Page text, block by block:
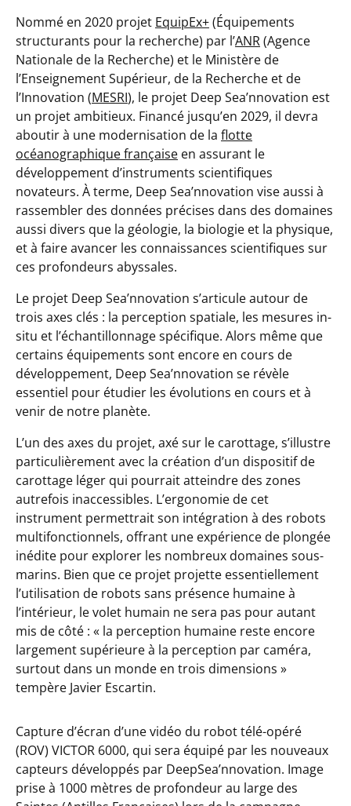
Nommé en 2020 projet EquipEx+(Équipements
structurants pour la recherche) par l’ANR(Agence
Nationale de la Recherche) et le Ministère de
l’Enseignement Supérieur, de la Recherche et de
l’Innovation (MESRI), le projet Deep Sea’nnovation est
un projet ambitieux. Financé jusqu’en 2029, il devra
aboutir à une modernisation de la flotte
océanographique française en assurant le
développement d’instruments scientifiques
novateurs. À terme, Deep Sea’nnovation vise aussi à
rassembler des données précises dans des domaines
aussi divers que la géologie, la biologie et la physique,
et à faire avancer les connaissances scientifiques sur
ces profondeurs abyssales.
Le projet Deep Sea’nnovation s’articule autour de
trois axes clés : la perception spatiale, les mesures in-
situ et l’échantillonnage spécifique. Alors même que
certains équipements sont encore en cours de
développement, Deep Sea’nnovation se révèle
essentiel pour étudier les évolutions en cours et à
venir de notre planète.
L’un des axes du projet, axé sur le carottage, s’illustre
particulièrement avec la création d’un dispositif de
carottage léger qui pourrait atteindre des zones
autrefois inaccessibles. L’ergonomie de cet
instrument permettrait son intégration à des robots
multifonctionnels, offrant une expérience de plongée
inédite pour explorer les nombreux domaines sous-
marins. Bien que ce projet projette essentiellement
l’utilisation de robots sans présence humaine à
l’intérieur, le volet humain ne sera pas pour autant
mis de côté : « la perception humaine reste encore
largement supérieure à la perception par caméra,
surtout dans un monde en trois dimensions »
tempère Javier Escartin.
Capture d’écran d’une vidéo du robot télé-opéré
(ROV) VICTOR 6000, qui sera équipé par les nouveaux
capteurs développés par DeepSea’nnovation. Image
prise à 1000 mètres de profondeur au large des